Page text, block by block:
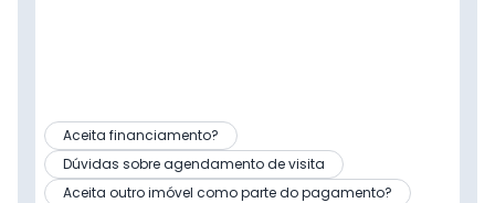
Aceita financiamento?
Dúvidas sobre agendamento de visita
Aceita outro imóvel como parte do pagamento?